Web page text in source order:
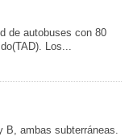
de autobuses con 80
Los...
B, ambas subterráneas.